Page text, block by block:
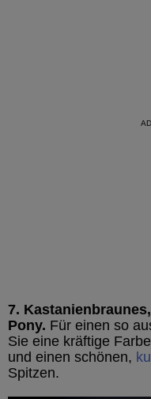
7.
Pony. Für einen so
Sie eine kräftige
und einen schönen,
Spitzen.